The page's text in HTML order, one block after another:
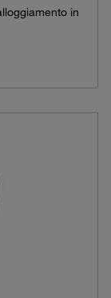
in